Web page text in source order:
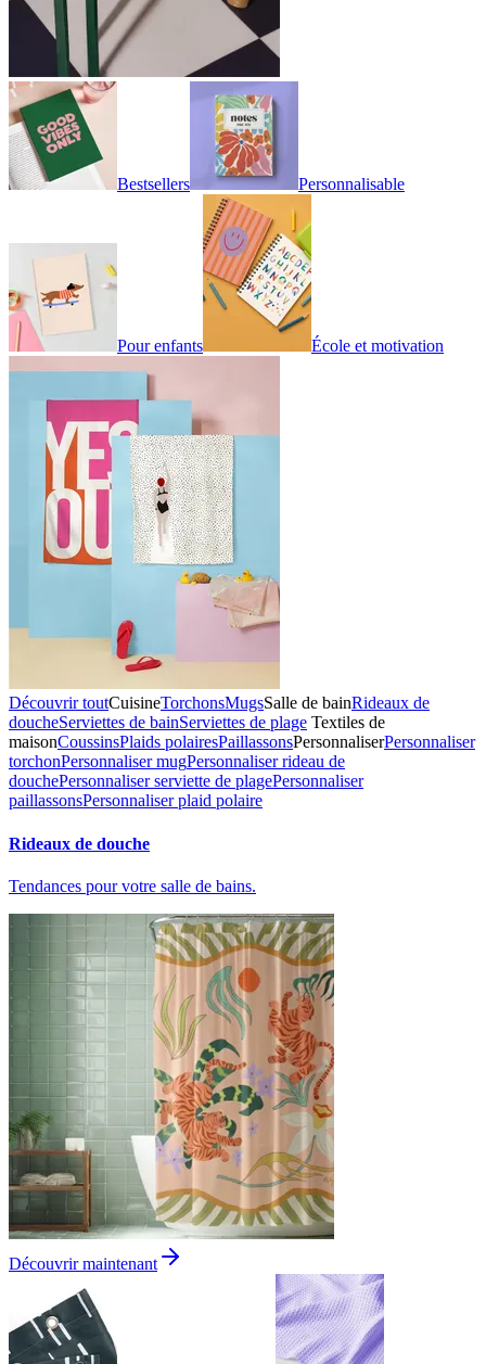
Bestsellers Personnalisable
Pour enfants École et motivation
Découvrir toutCuisineTorchonsMugsSalle de bainRideaux de
doucheServiettes de bainServiettes de plage Textiles de
maisonCoussinsPlaids polairesPaillassonsPersonnaliserPersonnaliser
torchonPersonnaliser mugPersonnaliser rideau de
douchePersonnaliser serviette de plagePersonnaliser
paillassonsPersonnaliser plaid polaire
Rideaux de douche
Tendances pour votre salle de bains.
Découvrir maintenant